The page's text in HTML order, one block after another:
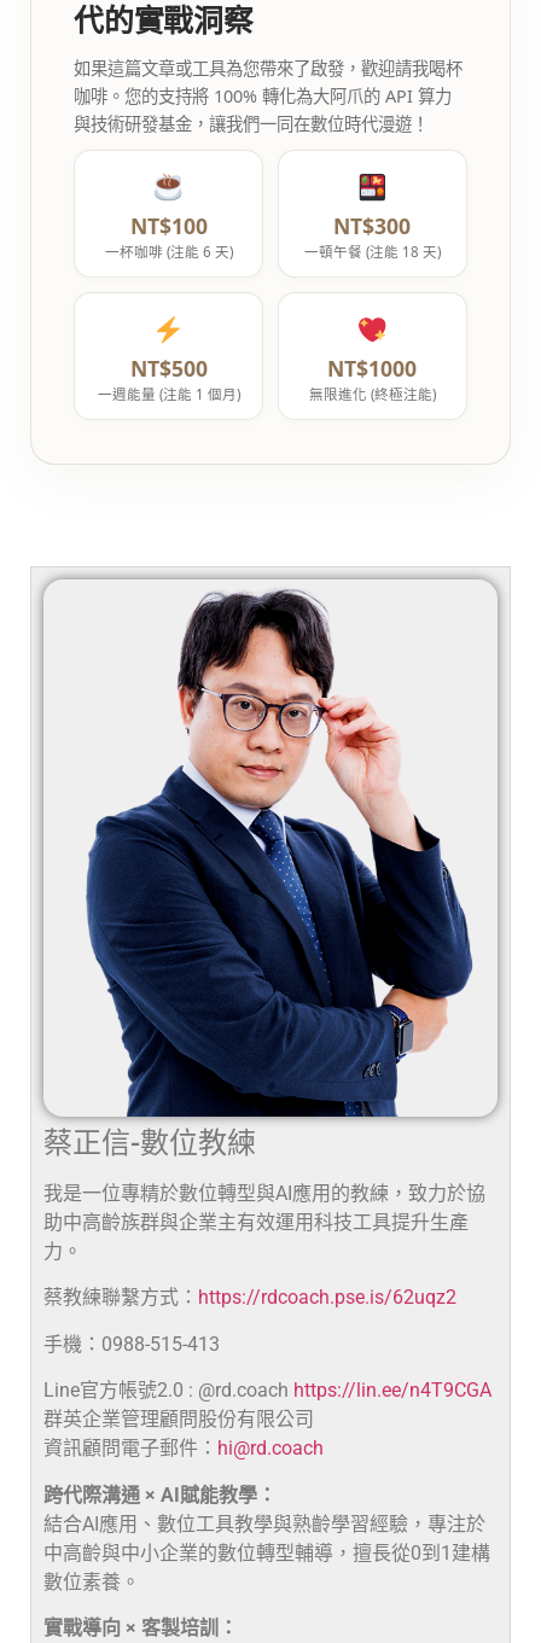
代的實戰洞察
如果這篇文章或工具為您帶來了啟發，歡迎請我喝杯
咖啡。您的支持將 100% 轉化為大阿爪的 API 算力
與技術研發基金，讓我們一同在數位時代漫遊！
NT$100
一杯咖啡 (注能 6 天)
NT$300
一頓午餐 (注能 18 天)
NT$500
一週能量 (注能 1 個月)
NT$1000
無限進化 (終極注能)
蔡正信-數位教練
我是一位專精於數位轉型與AI應用的教練，致力於協
助中高齡族群與企業主有效運用科技工具提升生產
力。
蔡教練聯繫方式： https://rdcoach.pse.is/62uqz2
手機：0988-515-413
Line官方帳號2.0 : @rd.coach https://lin.ee/n4T9CGA
群英企業管理顧問股份有限公司
資訊顧問電子郵件： hi@rd.coach
跨代際溝通 × AI賦能教學：
結合AI應用、數位工具教學與熟齡學習經驗，專注於
中高齡與中小企業的數位轉型輔導，擅長從0到1建構
數位素養。
實戰導向 × 客製培訓：